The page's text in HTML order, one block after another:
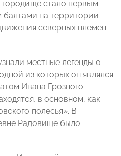
городище стало первым
на территории
северных племен
местные легенды о
из которых он являлся
Ивана Грозного.
в основном, как
полесья». В
Радовище было